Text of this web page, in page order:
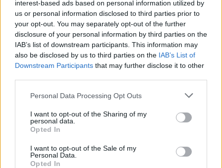
interest-based ads based on personal information utilized by
us or personal information disclosed to third parties prior to
your opt-out. You may separately opt-out of the further
disclosure of your personal information by third parties on the
IAB’s list of downstream participants. This information may
also be disclosed by us to third parties on the IAB’s List of
Downstream Participants that may further disclose it to other
Please note that this website/app uses one or more Google
not limited to your visit or usage behaviour. You may click to
grant or deny consent to Google and its third-party tags to
use your data for below specified purposes in below Google
consent section.
Personal Data Processing Opt Outs
I want to opt-out of the Sharing of my
personal data.
Opted In
I want to opt-out of the Sale of my
Personal Data.
Opted In
lemezről. Az eredeti verzión isVinnie Colaiuta
varázsol, és nem véletlenül ült most is a dobok
mögött... Olyan volt mint a kisördög!Kenny Garrett
is rendesen megdolgozott a közel negyedórás mű
előadása alatt. A 45 perces első blokk után félórás
szünet következett.